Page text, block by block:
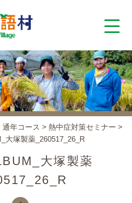
通年コース > 熱中症対策セミナー >
大塚製薬_260517_26_R
大塚製薬